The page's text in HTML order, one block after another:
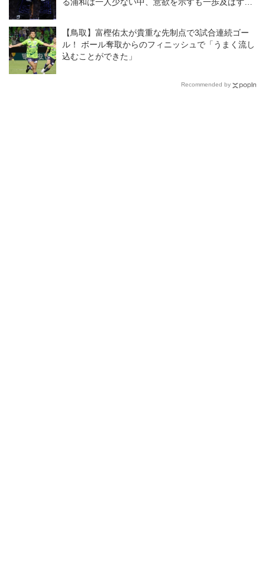
る浦和は一人少ない中、意欲を示すも一歩及ばず
【鳥取】富樫佑太が貴重な先制点で3試合連続ゴー
ル！ ボール奪取からのフィニッシュで「うまく流し
込むことができた」
Recommended by